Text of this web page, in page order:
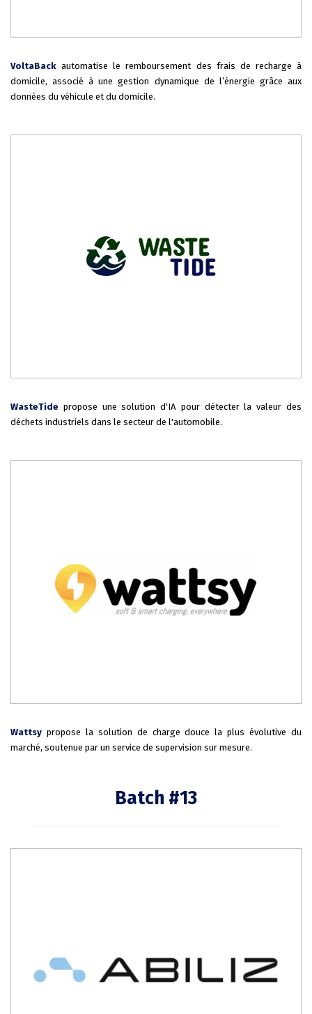
VoltaBackautomatise le remboursement des frais de recharge à
domicile, associé à une gestion dynamique de l’énergie grâce aux
données du véhicule et du domicile.
WasteTide propose une solution d'IA pour détecter la valeur des
déchets industriels dans le secteur de l'automobile.
Wattsy propose la solution de charge douce la plus évolutive du
marché, soutenue par un service de supervision sur mesure.
Batch #13